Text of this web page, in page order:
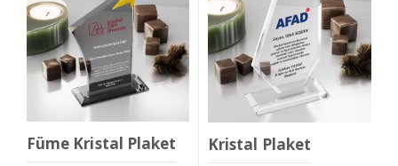
Füme Kristal Plaket Kristal Plaket